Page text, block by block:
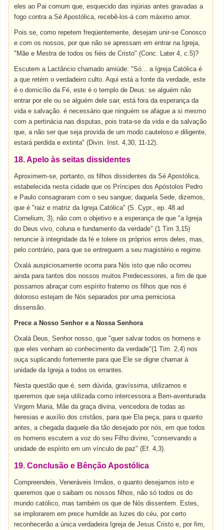
eles ao Pai comum que, esquecido das injúrias antes gravadas a
fogo contra a Sé Apostólica, recebê-los-á com máximo amor.
Pois se, como repetem freqüentemente, desejam unir-se Conosco
e com os nossos, por que não se apressam em entrar na Igreja,
"Mãe e Mestra de todos os fiéis de Cristo" (Conc. Later 4, c.5)?
Escutem a Lactâncio chamado amiúde: "Só... a Igreja Católica é
a que retém o verdadeiro culto. Aqui está a fonte da verdade, este
é o domicílio da Fé, este é o templo de Deus: se alguém não
entrar por ele ou se alguém dele sair, está fora da esperança da
vida e salvação. é necessário que ninguém se afague a si mesmo
com a pertinácia nas disputas, pois trata-se da vida e da salvação
que, a não ser que seja provida de um modo cauteloso e diligente,
estará perdida e extinta" (Divin. Inst. 4,30, 11-12).
18. Apelo às seitas dissidentes
Aproximem-se, portanto, os filhos dissidentes da Sé Apostólica,
estabelecida nesta cidade que os Príncipes dos Apóstolos Pedro
e Paulo consagraram com o seu sangue; daquela Sede, dizemos,
que é "raiz e matriz da Igreja Católica" (S. Cypr., ep. 48 ad
Cornelium, 3), não com o objetivo e a esperança de que "a Igreja
do Deus vivo, coluna e fundamento da verdade" (1 Tim 3,15)
renuncie à integridade da fé e tolere os próprios erros deles, mas,
pelo contrário, para que se entreguem a seu magistério e regime.
Oxalá auspiciosamente ocorra para Nós isto que não ocorreu
ainda para tantos dos nossos muitos Predecessores, a fim de que
possamos abraçar com espírito fraterno os filhos que nos é
doloroso estejam de Nós separados por uma perniciosa
dissensão.
Prece a Nosso Senhor e a Nossa Senhora
Oxalá Deus, Senhor nosso, que "quer salvar todos os homens e
que eles venham ao conhecimento da verdade"(1 Tim. 2,4) nos
ouça suplicando fortemente para que Ele se digne chamar à
unidade da Igreja a todos os errantes.
Nesta questão que é, sem dúvida, gravíssima, utilizamos e
queremos que seja utilizada como intercessora a Bem-aventurada
Virgem Maria, Mãe da graça divina, vencedora de todas as
heresias e auxílio dos cristãos, para que Ela peça, para o quanto
antes, a chegada daquele dia tão desejado por nós, em que todos
os homens escutem a voz do seu Filho divino, "conservando a
unidade de espírito em um vínculo de paz" (Ef. 4,3).
19. Conclusão e Bênção Apostólica
Compreendeis, Veneráveis Irmãos, o quanto desejamos isto e
queremos que o saibam os nossos filhos, não só todos os do
mundo católico, mas também os que de Nós dissentem. Estes,
se implorarem em prece humilde as luzes do céu, por certo
reconhecerão a única verdadeira Igreja de Jesus Cristo e, por fim,